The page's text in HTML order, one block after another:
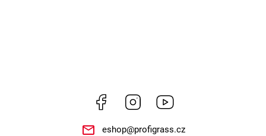
Facebook Instagram
eshop@profigrass.cz